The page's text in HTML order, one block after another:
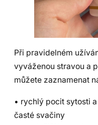
Při pravidelném
vyváženou stravou a
můžete zaznamenat
• rychlý pocit sytosti
časté svačiny